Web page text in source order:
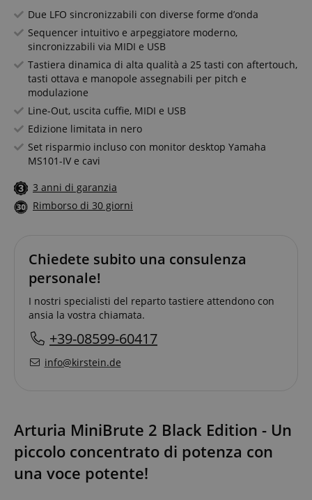
Due LFO sincronizzabili con diverse forme d’onda
Sequencer intuitivo e arpeggiatore moderno,
sincronizzabili via MIDI e USB
Tastiera dinamica di alta qualità a 25 tasti con aftertouch,
tasti ottava e manopole assegnabili per pitch e
modulazione
Line-Out, uscita cuffie, MIDI e USB
Edizione limitata in nero
Set risparmio incluso con monitor desktop Yamaha
MS101-IV e cavi
3 anni di garanzia
Rimborso di 30 giorni
Chiedete subito una consulenza
personale!
I nostri specialisti del reparto tastiere attendono con
ansia la vostra chiamata.
+39-08599-60417
info@kirstein.de
Arturia MiniBrute 2 Black Edition - Un
piccolo concentrato di potenza con
una voce potente!